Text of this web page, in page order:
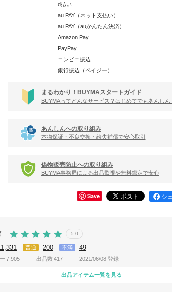
d払い
au PAY（ネット支払い）
au PAY（auかんたん決済）
Amazon Pay
PayPay
コンビニ振込
銀行振込（ペイジー）
まるわかり！BUYMAスタートガイド
BUYMAってどんなサービス？はじめてでもあんしん
あんしんへの取り組み
本物保証・不良交換・紛失補償で安心取引
偽物販売防止への取り組み
BUYMA事務局による出品監視や無料鑑定で安心
Save シ
5.0
普通 200 不満 49
7,905 出品数 417 2021/06/08 登録
出品アイテム一覧を見る